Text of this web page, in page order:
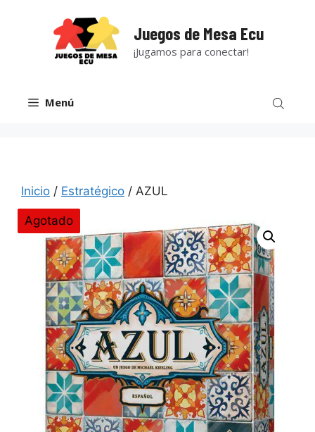
Juegos de Mesa Ecu
¡Jugamos para conectar!
Menú
Inicio / Estratégico / AZUL
Agotado